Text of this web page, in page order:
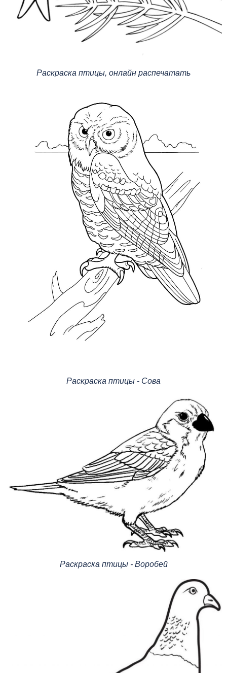
Раскраска птицы, онлайн распечатать
Раскраска птицы - Сова
Раскраска птицы - Воробей